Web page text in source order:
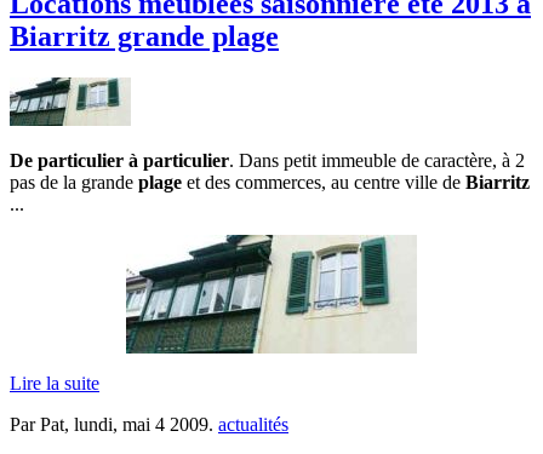
Biarritz grande plage
De particulier à particulier. Dans petit immeuble de caractère, à 2
pas de la grande plage et des commerces, au centre ville de Biarritz
...
Lire la suite
Par Pat, lundi, mai 4 2009. actualités